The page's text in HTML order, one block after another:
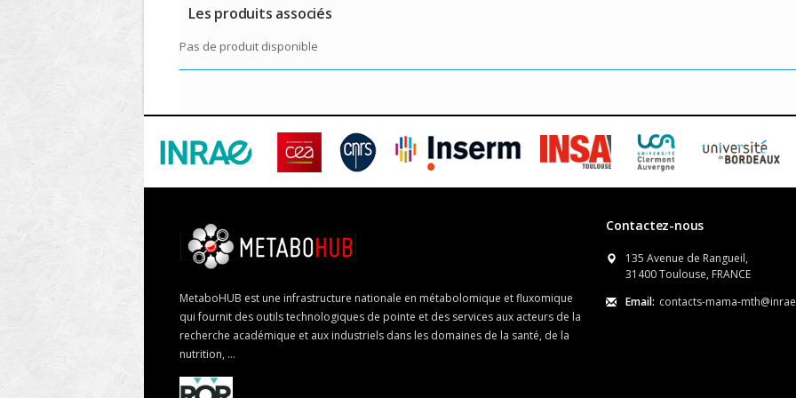
Les produits associés
Pas de produit disponible
MetaboHUB est une infrastructure nationale en métabolomique et fluxomique
qui fournit des outils technologiques de pointe et des services aux acteurs de la
recherche académique et aux industriels dans les domaines de la santé, de la
nutrition, ...
Contactez-nous
135 Avenue de Rangueil,
31400 Toulouse, FRANCE
Email: contacts-mama-